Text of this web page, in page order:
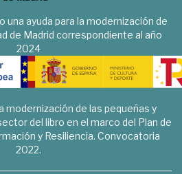
una ayuda para la modernización de
de Madrid correspondiente al año
2024
modernización de las pequeñas y
del libro en el marco del Plan de
y Resiliencia. Convocatoria
2022.